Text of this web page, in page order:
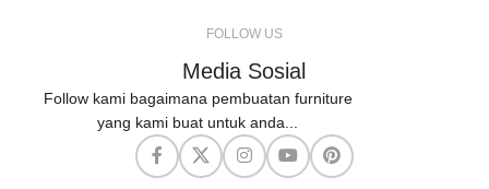
FOLLOW US
Media Sosial
Follow kami bagaimana pembuatan furniture
yang kami buat untuk anda...